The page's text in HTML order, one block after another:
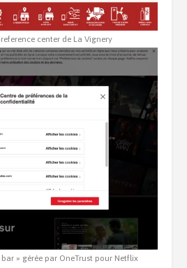
center de La Vignery
» gérée par OneTrust pour Netflix